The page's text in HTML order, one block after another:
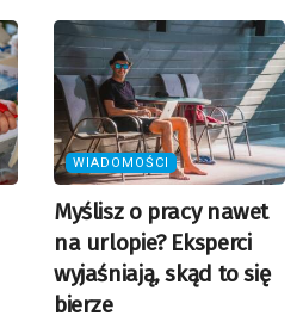
WIADOMOŚCI
Myślisz o pracy nawet
na urlopie? Eksperci
wyjaśniają, skąd to się
bierze